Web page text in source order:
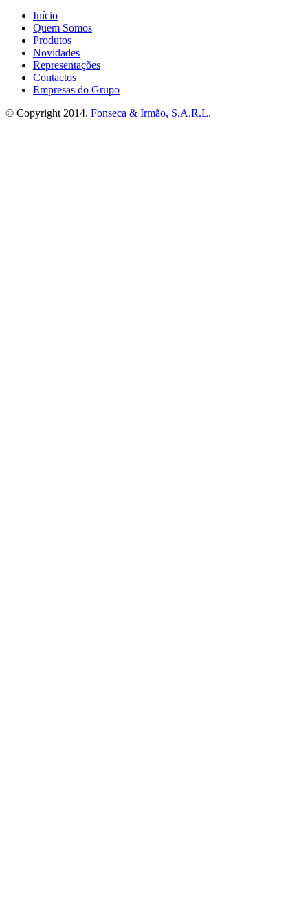
Início
Quem Somos
Produtos
Novidades
Representações
Contactos
Empresas do Grupo
© Copyright 2014. Fonseca & Irmão, S.A.R.L.